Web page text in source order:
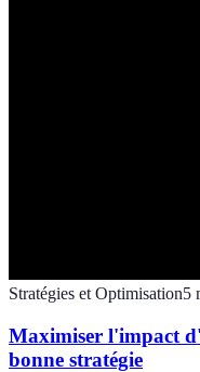
Stratégies et Optimisation5
Maximiser l'impact
bonne stratégie